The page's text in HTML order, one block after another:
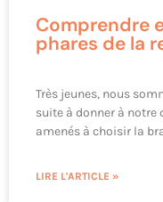
Comprendre
phares de la
Très jeunes, nous
suite à donner à notre
amenés à choisir la
LIRE L'ARTICLE »